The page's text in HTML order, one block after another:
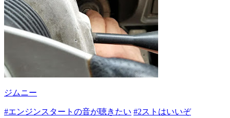
ジムニー
#エンジンスタートの音が聴きたい #2ストはいいぞ